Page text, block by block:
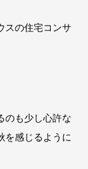
スの住宅コンサ
のも少し心許な
を感じるように